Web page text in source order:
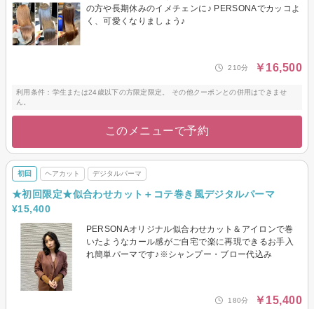
の方や長期休みのイメチェンに♪ PERSONAでカッコよ
く、可愛くなりましょう♪
210分 ￥16,500
利用条件：学生または24歳以下の方限定限定。 その他クーポンとの併用はできませ
ん。
このメニューで予約
初回 ヘアカット デジタルパーマ
★初回限定★似合わせカット＋コテ巻き風デジタルパーマ
¥15,400
PERSONAオリジナル似合わせカット＆アイロンで巻
いたようなカール感がご自宅で楽に再現できるお手入
れ簡単パーマです♪※シャンプー・ブロー代込み
180分 ￥15,400